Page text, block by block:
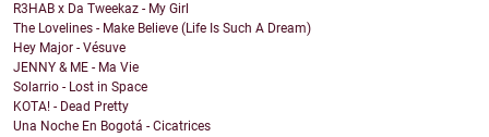
R3HAB x Da Tweekaz - My Girl
The Lovelines - Make Believe (Life Is Such A Dream)
Hey Major - Vésuve
JENNY & ME - Ma Vie
Solarrio - Lost in Space
KOTA! - Dead Pretty
Una Noche En Bogotá - Cicatrices